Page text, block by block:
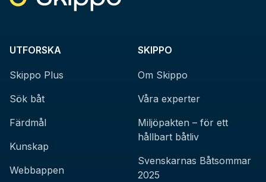
UTFORSKA
Skippo Plus
Sök båt
Färdmål
Kunskap
Webbappen
SKIPPO
Om Skippo
Våra experter
Miljöpakten – för ett
hållbart båtliv
Svenskarnas Båtsommar
2025